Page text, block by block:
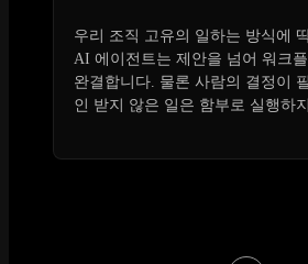
우리 조직 고유의 일하는 방식에
AI 에이전트는 제안을 넘어 워크
완결합니다. 물론 사람의 결정이
인 받지 않은 일은 함부로 실행하